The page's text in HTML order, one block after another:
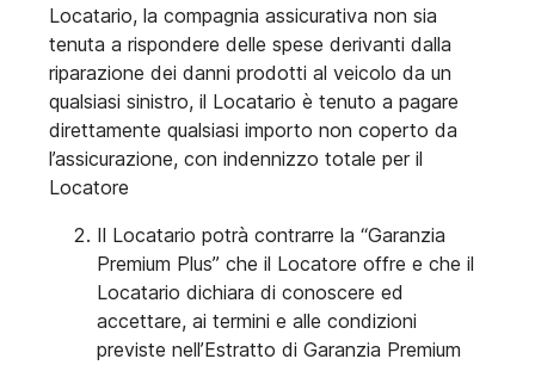
Locatario, la compagnia assicurativa non sia
tenuta a rispondere delle spese derivanti dalla
riparazione dei danni prodotti al veicolo da un
qualsiasi sinistro, il Locatario è tenuto a pagare
direttamente qualsiasi importo non coperto da
l’assicurazione, con indennizzo totale per il
Locatore
Il Locatario potrà contrarre la “Garanzia
Premium Plus” che il Locatore offre e che il
Locatario dichiara di conoscere ed
accettare, ai termini e alle condizioni
previste nell’Estratto di Garanzia Premium